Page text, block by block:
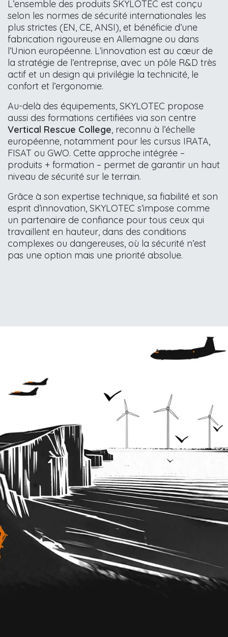
L’ensemble des produits SKYLOTEC est conçu
selon les normes de sécurité internationales les
plus strictes (EN, CE, ANSI), et bénéficie d’une
fabrication rigoureuse en Allemagne ou dans
l’Union européenne. L’innovation est au cœur de
la stratégie de l’entreprise, avec un pôle R&D très
actif et un design qui privilégie la technicité, le
confort et l’ergonomie.
Au-delà des équipements, SKYLOTEC propose
aussi des formations certifiées via son centre
Vertical Rescue College, reconnu à l’échelle
européenne, notamment pour les cursus IRATA,
FISAT ou GWO. Cette approche intégrée –
produits + formation – permet de garantir un haut
niveau de sécurité sur le terrain.
Grâce à son expertise technique, sa fiabilité et son
esprit d’innovation, SKYLOTEC s’impose comme
un partenaire de confiance pour tous ceux qui
travaillent en hauteur, dans des conditions
complexes ou dangereuses, où la sécurité n’est
pas une option mais une priorité absolue.